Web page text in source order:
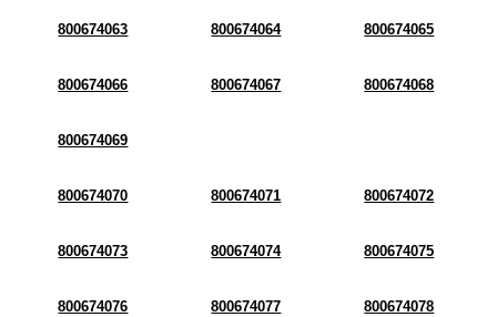
800674063 800674064 800674065
800674066 800674067 800674068
800674069
800674070 800674071 800674072
800674073 800674074 800674075
800674076 800674077 800674078